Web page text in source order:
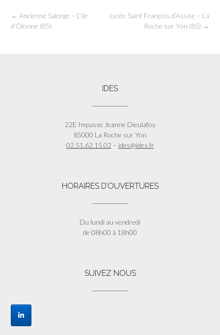
Post
navigation
Lycée Saint François d’Assise – La
Roche sur Yon (85) →
← Ancienne Salorge – L’Ile
d’Olonne (85)
IDES
22E Impasse Jeanne Dieulafoy
85000 La Roche sur Yon
02.51.62.15.02 – ides@ides.fr
HORAIRES D’OUVERTURES
Du lundi au vendredi
de 08h00 à 18h00
SUIVEZ NOUS